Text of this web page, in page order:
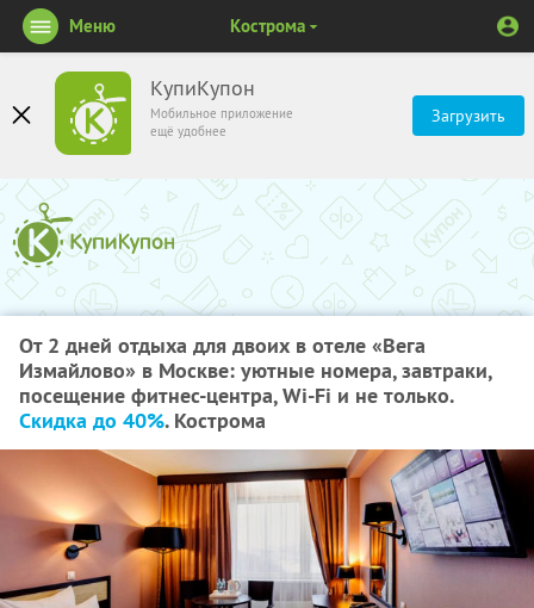
КупиКупон
Мобильное приложение
ещё удобнее
Загрузить
Меню Кострома
От 2 дней отдыха для двоих в отеле «Вега
Измайлово» в Москве: уютные номера, завтраки,
посещение фитнес-центра, Wi-Fi и не только.
Скидка до 40%. Кострома